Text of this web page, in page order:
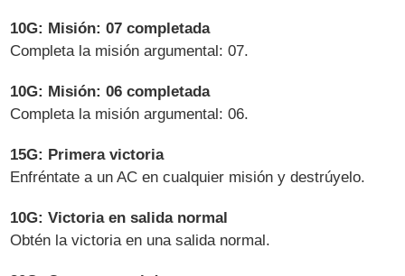
10G: Misión: 07 completada
Completa la misión argumental: 07.
10G: Misión: 06 completada
Completa la misión argumental: 06.
15G: Primera victoria
Enfréntate a un AC en cualquier misión y destrúyelo.
10G: Victoria en salida normal
Obtén la victoria en una salida normal.